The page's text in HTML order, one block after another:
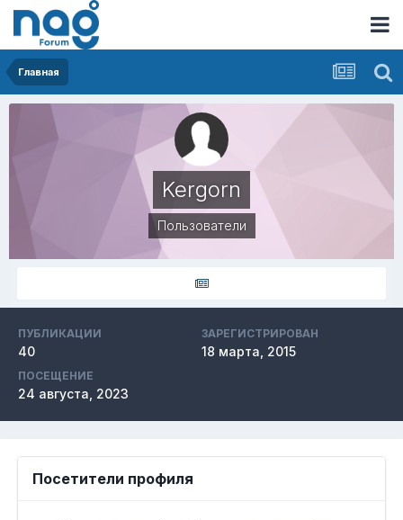
Главная
Kergorn
Пользователи
ПУБЛИКАЦИИ
40
ЗАРЕГИСТРИРОВАН
18 марта, 2015
ПОСЕЩЕНИЕ
24 августа, 2023
Посетители профиля